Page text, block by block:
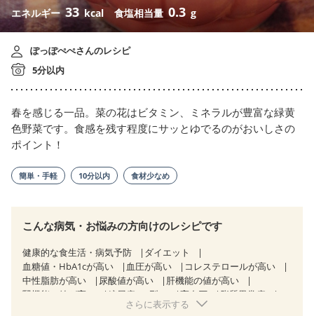
エネルギー33 kcal 食塩相当量 0.3 g
ぽっぽぺぺさんのレシピ
5分以内
春を感じる一品。菜の花はビタミン、ミネラルが豊富な緑黄
色野菜です。食感を残す程度にサッとゆでるのがおいしさの
ポイント！
簡単・手軽 10分以内 食材少なめ
こんな病気・お悩みの方向けのレシピです
健康的な食生活・病気予防
ダイエット
血糖値・HbA1cが高い
血圧が高い
コレステロールが高い
中性脂肪が高い
尿酸値が高い
肝機能の値が高い
腎機能の値が高い
糖尿病（2型） 高血圧
脂質異常症
狭心症 心筋梗塞
さらに表示する